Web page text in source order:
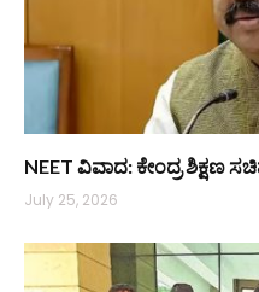
NEET ವಿವಾದ: ಕೇಂದ್ರ ಶಿಕ್ಷಣ
July 25, 2026